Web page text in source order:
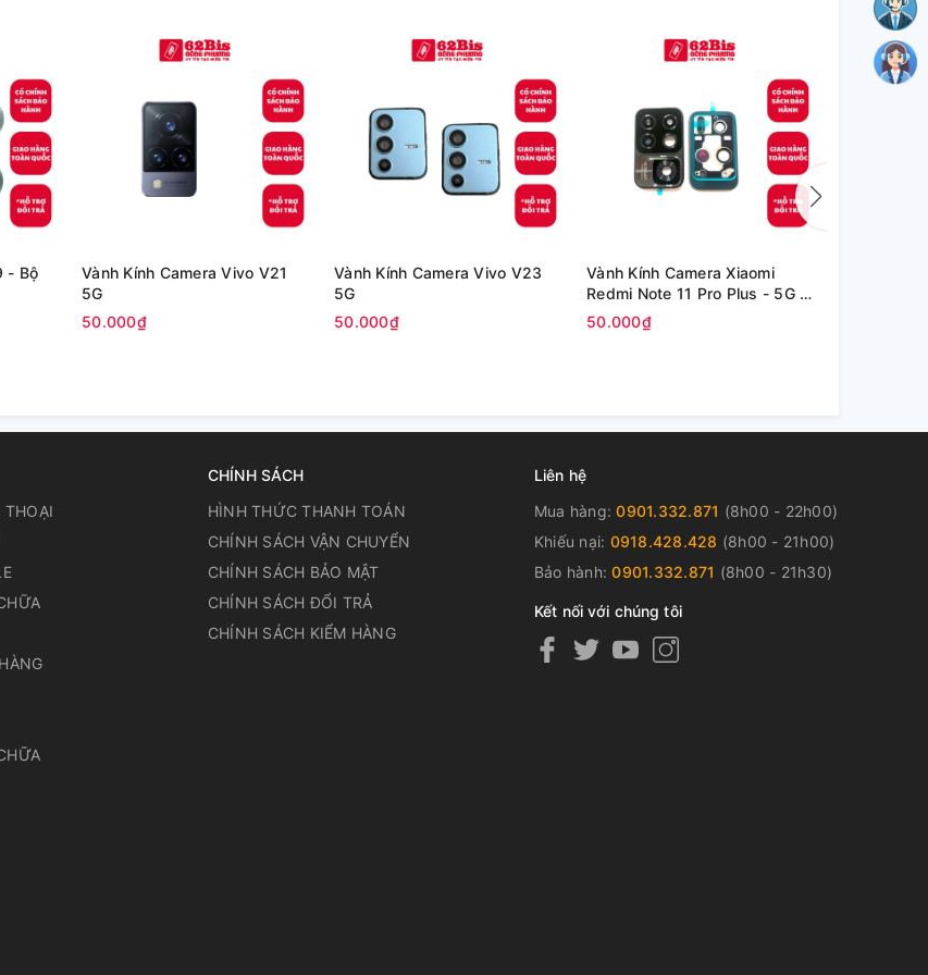
- Bộ
Vành Kính Camera Vivo V21
5G
50.000₫
Vành Kính Camera Vivo V23
5G
50.000₫
Vành Kính Camera Xiaomi
Redmi Note 11 Pro Plus - 5G /
Redmi Note 11 Pro+ 5G
50.000₫
THOẠI
CHÍNH SÁCH
HÌNH THỨC THANH TOÁN
CHÍNH SÁCH VẬN CHUYỂN
CHÍNH SÁCH BẢO MẬT
CHÍNH SÁCH ĐỔI TRẢ
CHÍNH SÁCH KIỂM HÀNG
Liên hệ
Mua hàng:0901.332.871 (8h00 - 22h00)
Khiếu nại: 0918.428.428 (8h00 - 21h00)
Bảo hành:0901.332.871 (8h00 - 21h30)
Kết nối với chúng tôi